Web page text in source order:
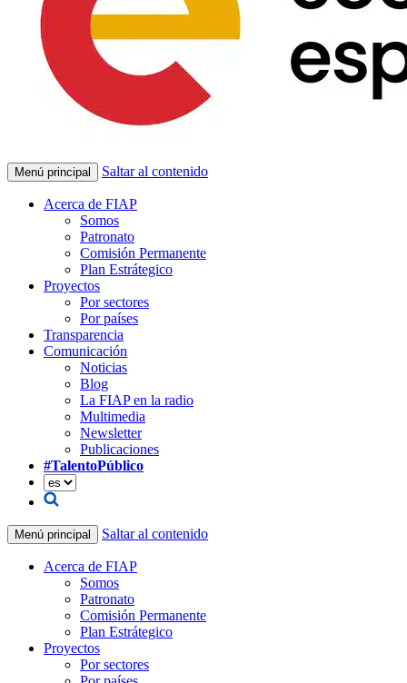
Menú principal Saltar al contenido
Acerca de FIAP
Somos
Patronato
Comisión Permanente
Plan Estrátegico
Proyectos
Por sectores
Por países
Transparencia
Comunicación
Noticias
Blog
La FIAP en la radio
Multimedia
Newsletter
Publicaciones
#TalentoPúblico
Menú principal Saltar al contenido
Acerca de FIAP
Somos
Patronato
Comisión Permanente
Plan Estrátegico
Proyectos
Por sectores